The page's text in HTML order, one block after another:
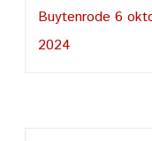
navigation
Buytenrode 6
2024